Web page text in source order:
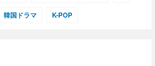
韓国ドラマ K-POP